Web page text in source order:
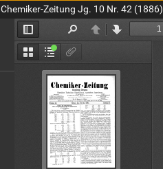
Chemiker-Zeitung Jg. 10 Nr. 42 (1886)